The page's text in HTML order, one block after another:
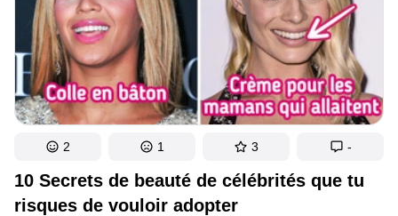
10 Secrets de beauté de célébrités que tu
risques de vouloir adopter
2 1 3 -